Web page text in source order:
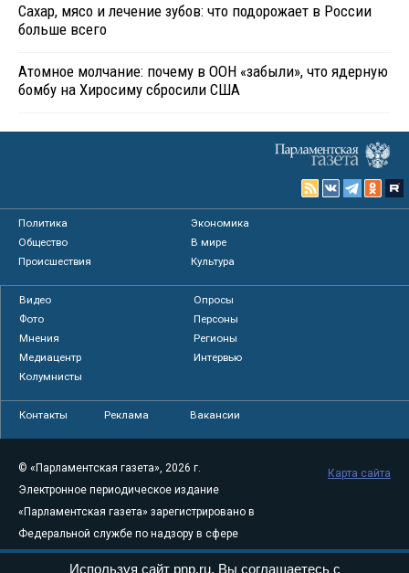
Сахар, мясо и лечение зубов: что подорожает в России
больше всего
Атомное молчание: почему в ООН «забыли», что ядерную
бомбу на Хиросиму сбросили США
Политика
Экономика
Общество
В мире
Происшествия
Культура
Видео
Опросы
Фото
Персоны
Мнения
Регионы
Медиацентр
Интервью
Колумнисты
Контакты Реклама Вакансии
© «Парламентская газета», 2026 г.
Электронное периодическое издание
«Парламентская газета» зарегистрировано в
Федеральной службе по надзору в сфере
связи, информационных технологий и
Карта сайта
Используя сайт pnp.ru, Вы соглашаетесь с